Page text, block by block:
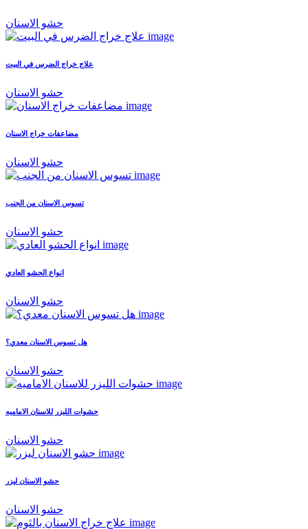
حشو الاسنان
علاج خراج الضرس في البيت
حشو الاسنان
مضاعفات خراج الاسنان
حشو الاسنان
تسوس الاسنان من الجنب
حشو الاسنان
انواع الحشو العادي
حشو الاسنان
هل تسوس الاسنان معدي؟
حشو الاسنان
حشوات الليزر للاسنان الاماميه
حشو الاسنان
حشو الاسنان ليزر
حشو الاسنان